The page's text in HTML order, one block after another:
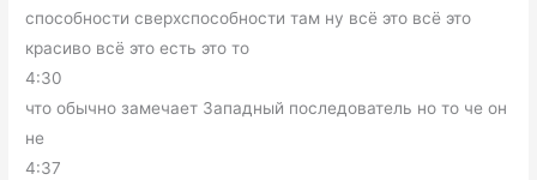
способности сверхспособности там ну всё это всё это
красиво всё это есть это то
4:30
что обычно замечает Западный последователь но то че он
не
4:37